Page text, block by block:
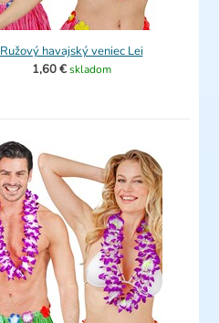
Ružový havajský veniec Lei
1,60 € skladom